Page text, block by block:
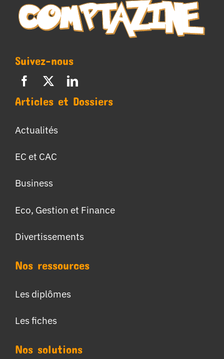
Suivez-nous
Articles et Dossiers
Actualités
EC et CAC
Business
Eco, Gestion et Finance
Divertissements
Nos ressources
Les diplômes
Les fiches
Nos solutions